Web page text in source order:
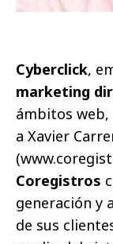
Cyberclick,
marketing
ámbitos
a Xavier
Coregistros
generación y
de sus